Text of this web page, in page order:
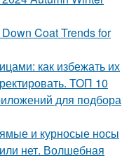
Coat Trends for
как избежать их
ТОП 10
для подбора
и курносые носы
нет. Волшебная